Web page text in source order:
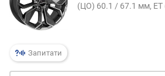
Запитати
(ЦО) 60.1 / 67.1 мм, ET